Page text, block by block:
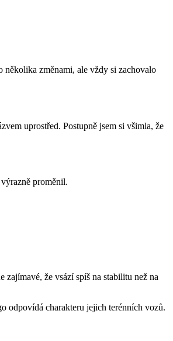
několika změnami, ale vždy si zachovalo
uprostřed. Postupně jsem si všimla, že
proměnil.
že vsází spíš na stabilitu než na
odpovídá charakteru jejich terénních vozů.